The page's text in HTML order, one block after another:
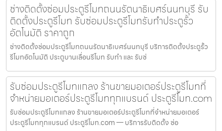
ช่างติดตั้งซ่อมประตูรีโมทถนนรัตนาธิเบศร์นนทบุรี รับ
ติดตั้งประตูรีโมท รับซ่อมประตูรีโมทรับทำประตูรั้ว
อัตโนมัติ ราคาถูก
ช่างติดตั้งซ่อมประตูรีโมทถนนรัตนาธิเบศร์นนทบุรี บริการติดตั้งประตูรั้ว
รีโมทอัตโนมัติ ประตูบานเลื่อนรีโมท รับทำ และ รับซ่
รับซ่อมประตูรีโมทแกลง ร้านขายมอเตอร์ประตูรีโมทที่
จำหน่ายมอเตอร์ประตูรีโมททุกแบรนด์ ประตูรีโมท.com
รับซ่อมประตูรีโมทแกลง ร้านขายมอเตอร์ประตูรีโมทที่จำหน่ายมอเตอร์
ประตูรีโมททุกแบรนด์ ประตูรีโมท.com — บริการรับติดตั้ง ซ่อ